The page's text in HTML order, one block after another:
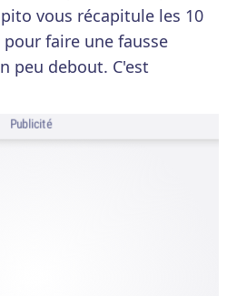
vous récapitule les 10
faire une fausse
peu debout. C'est
Publicité